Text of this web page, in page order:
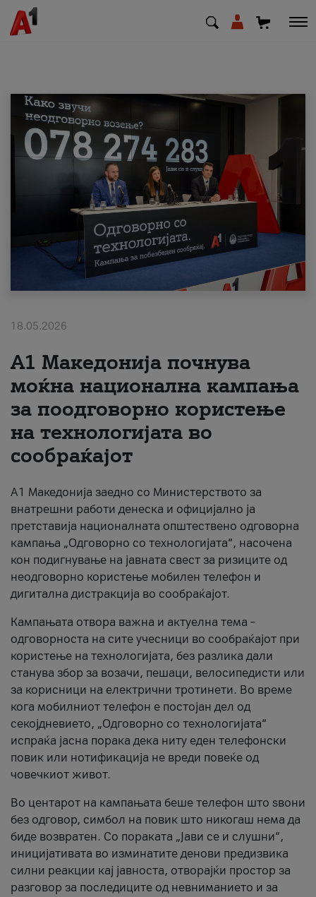
МК EN SQ
Деловни
Поддршка
Надополни кредит
#ПодобарОнлајн
18.05.2026
A1 Македонија почнува
моќна национална кампања
за поодговорно користење
на технологијата во
сообраќајот
A1 Македонија заедно со Министерството за
внатрешни работи денеска и официјално ја
претставија националната општествено одговорна
кампања „Одговорно со технологијата“, насочена
кон подигнување на јавната свест за ризиците од
неодговорно користење мобилен телефон и
дигитална дистракција во сообраќајот.
Кампањата отвора важна и актуелна тема –
одговорноста на сите учесници во сообраќајот при
користење на технологијата, без разлика дали
станува збор за возачи, пешаци, велосипедисти или
за корисници на електрични тротинети. Во време
кога мобилниот телефон е постојан дел од
секојдневието, „Одговорно со технологијата“
испраќа јасна порака дека ниту еден телефонски
повик или нотификација не вреди повеќе од
човечкиот живот.
Во центарот на кампањата беше телефон што ѕвони
без одговор, симбол на повик што никогаш нема да
биде возвратен. Со пораката „Јави се и слушни“,
иницијативата во изминатите денови предизвика
силни реакции кај јавноста, отворајќи простор за
разговор за последиците од невниманието и за